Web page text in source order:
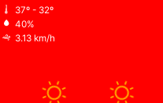
37º - 32º
40%
3.13 km/h